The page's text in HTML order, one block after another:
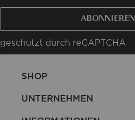
ABONNIEREN
geschützt durch reCAPTCHA
SHOP
UNTERNEHMEN